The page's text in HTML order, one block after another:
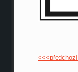
<<<předchozí